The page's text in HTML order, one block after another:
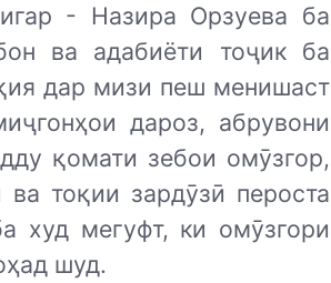
- Назира Орзуева ба
ва адабиёти тоҷик ба
дар мизи пеш менишаст
дароз, абрувони
қомати зебои омӯзгор,
тоқии зардӯзӣ пероста
худ мегуфт, ки омӯзгори
шуд.